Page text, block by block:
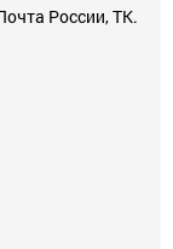
состояние.
России, ТК.